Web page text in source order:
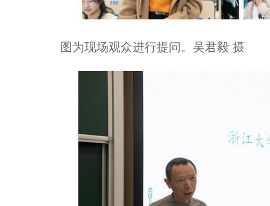
图为现场观众进行提问。吴君毅 摄